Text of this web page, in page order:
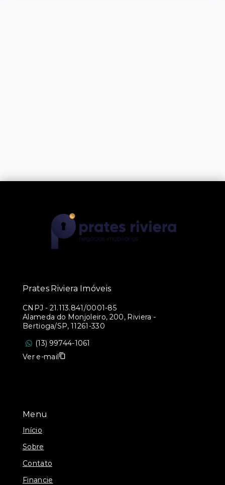
Menu
Início
Sobre
Contato
Financie
Prates Riviera Imóveis
CNPJ - 21.113.841/0001-85
Alameda do Monjoleiro, 200, Riviera -
Bertioga/SP, 11261-330
(13) 99744-1061
Ver e-mail